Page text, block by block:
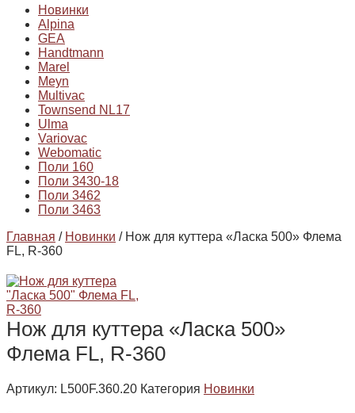
Новинки
Alpina
GEA
Handtmann
Marel
Meyn
Multivac
Townsend NL17
Ulma
Variovac
Webomatic
Поли 160
Поли 3430-18
Поли 3462
Поли 3463
Главная / Новинки / Нож для куттера «Ласка 500» Флема
FL, R-360
Нож для куттера «Ласка 500»
Флема FL, R-360
Артикул: L500F.360.20 Категория Новинки